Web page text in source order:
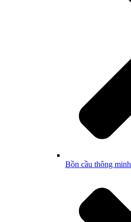
Bồn cầu thông minh